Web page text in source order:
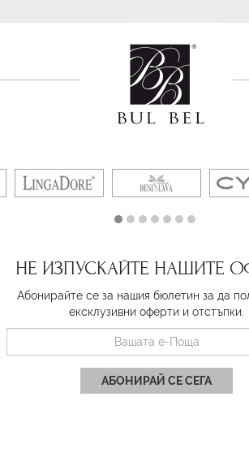
НЕ ИЗПУСКАЙТЕ НАШИТЕ
Абонирайте се за нашия бюлетин за да
ексклузивни оферти и отстъпки.
АБОНИРАЙ СЕ СЕГА